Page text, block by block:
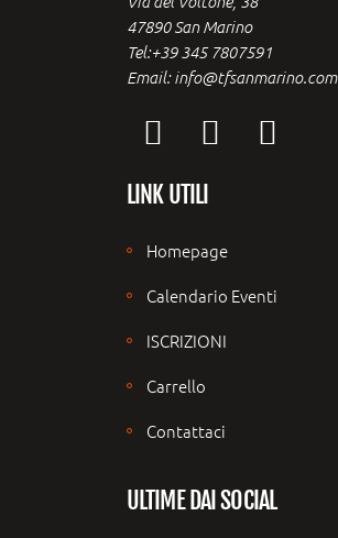
47890 San Marino
Tel:+39 345 7807591
Email: info@tfsanmarino.com
LINK UTILI
Homepage
Calendario Eventi
ISCRIZIONI
Carrello
Contattaci
ULTIME DAI SOCIAL